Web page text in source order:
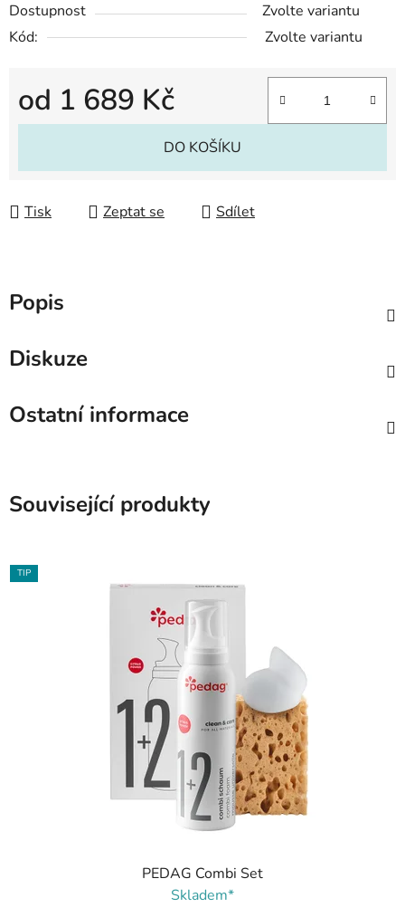
Dostupnost
Zvolte variantu
Kód:
Zvolte variantu
od 1 689 Kč
Měrná cena:
DO KOŠÍKU
Tisk Zeptat se Sdílet
Popis
Diskuze
Ostatní informace
Související produkty
TIP
PEDAG Combi Set
Skladem*